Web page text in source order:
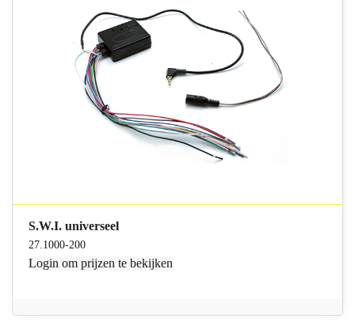
S.W.I. universeel
27.1000-200
Login om prijzen te bekijken